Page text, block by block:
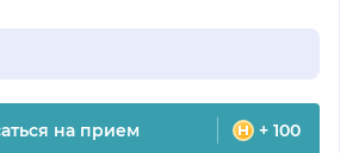
на прием + 100